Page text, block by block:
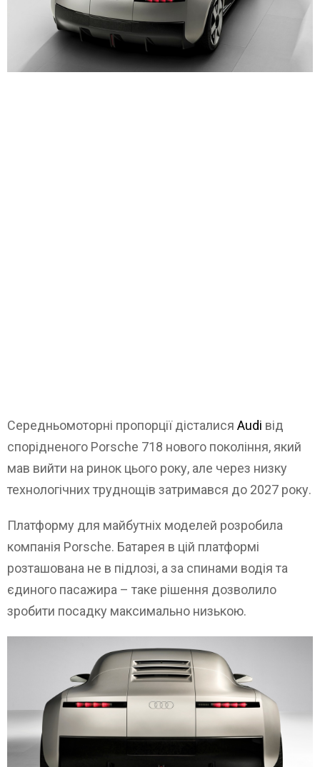
Середньомоторні пропорції дісталися Audi від
спорідненого Porsche 718 нового покоління, який
мав вийти на ринок цього року, але через низку
технологічних труднощів затримався до 2027 року.
Платформу для майбутніх моделей розробила
компанія Porsche. Батарея в цій платформі
розташована не в підлозі, а за спинами водія та
єдиного пасажира – таке рішення дозволило
зробити посадку максимально низькою.